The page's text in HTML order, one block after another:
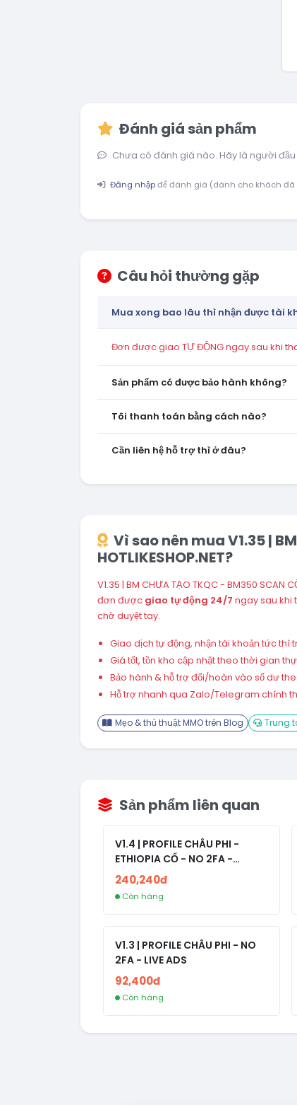
Đánh giá sản phẩm
Chưa có đánh giá nào. Hãy là người
Đăng nhậpđể đánh giá (dành cho khách đã
Câu hỏi thường gặp
Mua xong bao lâu thì nhận được tài
Đơn được giao TỰ ĐỘNG ngay sau khi
Sản phẩm có được bảo hành không?
Tôi thanh toán bằng cách nào?
Cần liên hệ hỗ trợ thì ở đâu?
Vì sao nên mua V1.35 |
HOTLIKESHOP.NET?
V1.35 | BM CHƯA TẠO TKQC - BM350
đơn được giao tự động 24/7 ngay sau khi
chờ duyệt tay.
Giao dịch tự động, nhận tài khoản tức thì
Giá tốt, tồn kho cập nhật theo thời gian
Bảo hành & hỗ trợ đổi/hoàn vào số dư
Hỗ trợ nhanh qua Zalo/Telegram chính
Mẹo & thủ thuật MMO trên Blog Trung
Sản phẩm liên quan
V1.4 | PROFILE CHÂU PHI -
ETHIOPIA CỔ - NO 2FA -
RANDOM BẠN BÈ
240,240đ
Còn hàng
V1.3 | PROFILE CHÂU PHI - NO
2FA - LIVE ADS
92,400đ
Còn hàng